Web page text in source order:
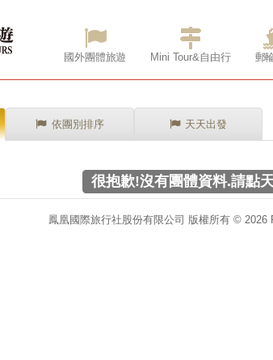
國外團體旅遊 Mini Tour&自由行 郵
依團別排序 天天出發
很抱歉!沒有團體資料.請點
鳳凰國際旅行社股份有限公司 版權所有 ©